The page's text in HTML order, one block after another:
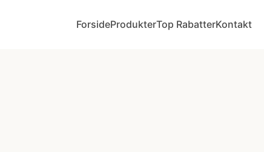
ForsideProdukterTop RabatterKontakt